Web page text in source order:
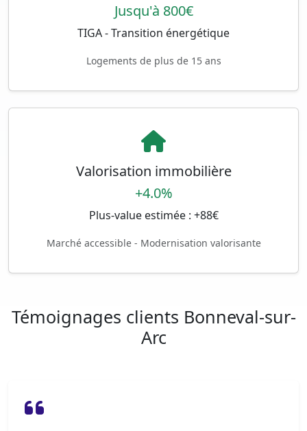
Jusqu'à 800€
TIGA - Transition énergétique
Logements de plus de 15 ans
Valorisation immobilière
+4.0%
Plus-value estimée : +88€
Marché accessible - Modernisation valorisante
Témoignages clients Bonneval-sur-
Arc